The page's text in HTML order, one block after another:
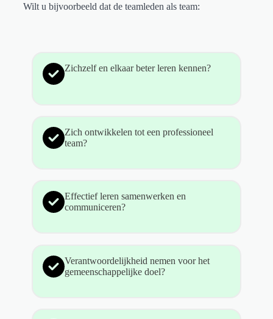
Wilt u bijvoorbeeld dat de teamleden als team:
Zichzelf en elkaar beter leren kennen?
Zich ontwikkelen tot een professioneel
team?
Effectief leren samenwerken en
communiceren?
Verantwoordelijkheid nemen voor het
gemeenschappelijke doel?